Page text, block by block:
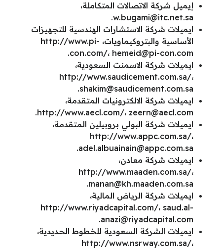
إيميل شركة الاتصالات المتكاملة،
w.bugami@itc.net.sa
.
ايميلات شركة الاستشارات الهندسية للتجهيزات
الأساسية والبتروكيماويات، http://www.pi-
con.com/، hemeid@pi-con.com
.
ايميلات شركة الاسمنت السعودية،
http://www.saudicement.com.sa/،
shakim@saudicement.com.sa
.
ايميلات شركة الالكترونيات المتقدمة،
http://www.aecl.com/، zeern@aecl.com
.
ايميلات شركة البولي بروبيلين المتقدمة،
http://www.appc.com.sa/،
adel.albuainain@appc.com.sa
.
ايميلات شركة معادن،
http://www.maaden.com.sa/،
manan@kh.maaden.com.sa
.
ايميلات شركة الرياض المالية،
http://www.riyadcapital.com/، saud.al-
anazi@riyadcapital.com
.
ايميلات الشركة السعودية للخطوط الحديدية،
http://www.nsrway.com.sa/،